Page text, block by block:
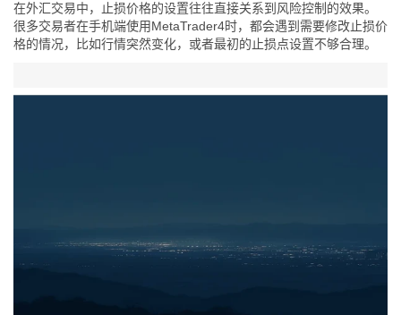
在外汇交易中，止损价格的设置往往直接关系到风险控制的效果。
很多交易者在手机端使用MetaTrader4时，都会遇到需要修改止损价
格的情况，比如行情突然变化，或者最初的止损点设置不够合理。